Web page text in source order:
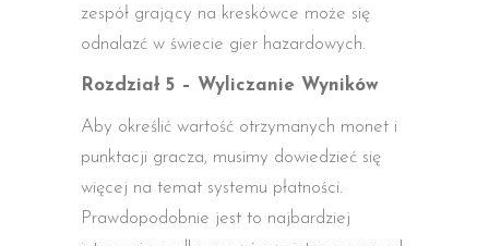
zespół grający na kreskówce może się
odnalazć w świecie gier hazardowych.
Rozdział 5 – Wyliczanie Wyników
Aby określić wartość otrzymanych monet i
punktacji gracza, musimy dowiedzieć się
więcej na temat systemu płatności.
Prawdopodobnie jest to najbardziej